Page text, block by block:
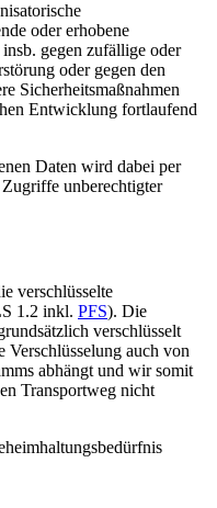
oder erhobene
gegen zufällige oder
oder gegen den
Sicherheitsmaßnahmen
Entwicklung fortlaufend
Daten wird dabei per
unberechtigter
verschlüsselte
1.2 inkl. PFS). Die
verschlüsselt
Verschlüsselung auch von
abhängt und wir somit
Transportweg nicht